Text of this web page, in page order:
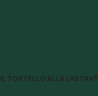
IL TORTELLO ALLA LASTRA®